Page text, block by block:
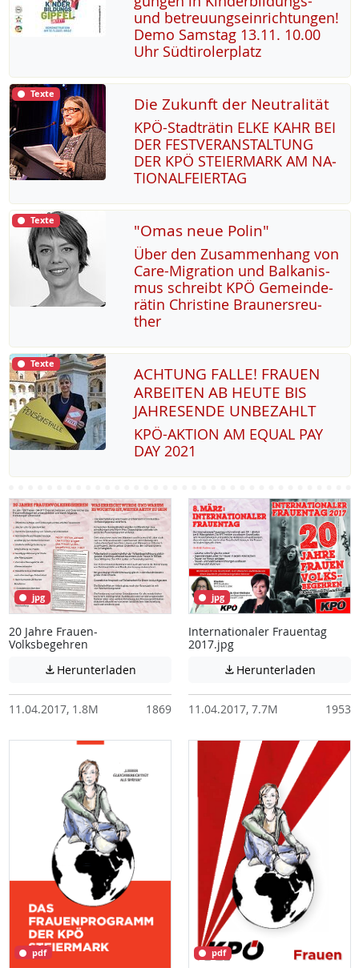
und be­t­reu­ung­s­ein­rich­tun­gen!
De­mo Sams­tag 13.11. 10.00
Uhr Süd­t­i­ro­ler­platz
Texte Die Zukunft der Neutralität
KPÖ-Stadträ­tin EL­KE KAHR BEI
DER FEST­VER­AN­STAL­TUNG
DER KPÖ STEI­ER­MARK AM NA­
TIO­NAL­FEI­ER­TAG
Texte "Omas neue Polin"
Über den Zu­sam­men­hang von
Ca­re-Mi­g­ra­ti­on und Bal­ka­nis­
mus sch­reibt KPÖ Ge­mein­de­
rä­tin Chris­ti­ne Brau­n­ers­reu­
ther
Texte
ACHTUNG FALLE! FRAUEN
ARBEITEN AB HEUTE BIS
JAHRESENDE UNBEZAHLT
KPÖ-AK­TI­ON AM EQUAL PAY
DAY 2021
jpg
20 Jahre Frauen-
Volksbegehren
 Herunterladen Achtung: Diese Datei enthält unter
11.04.2017, 1.8M 1869
jpg
Internationaler Frauentag
2017.jpg
 Herunterladen
11.04.2017, 7.7M 1953
pdf pdf